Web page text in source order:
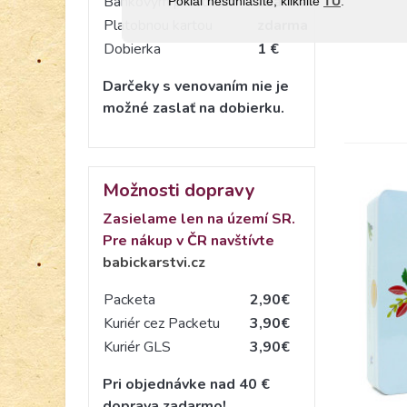
Platobnou kartou
Dobierka
1 €
Darčeky s venovaním nie je
možné zaslať na dobierku.
Možnosti dopravy
Zasielame len na území SR.
Pre nákup v ČR navštívte
babickarstvi.cz
Packeta
2,90€
Kuriér cez Packetu
3,90€
Kuriér GLS
3,90€
Pri objednávke nad 40 €